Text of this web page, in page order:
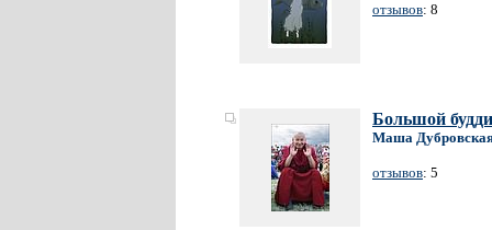
отзывов: 8
Большой
Маша
отзывов: 5